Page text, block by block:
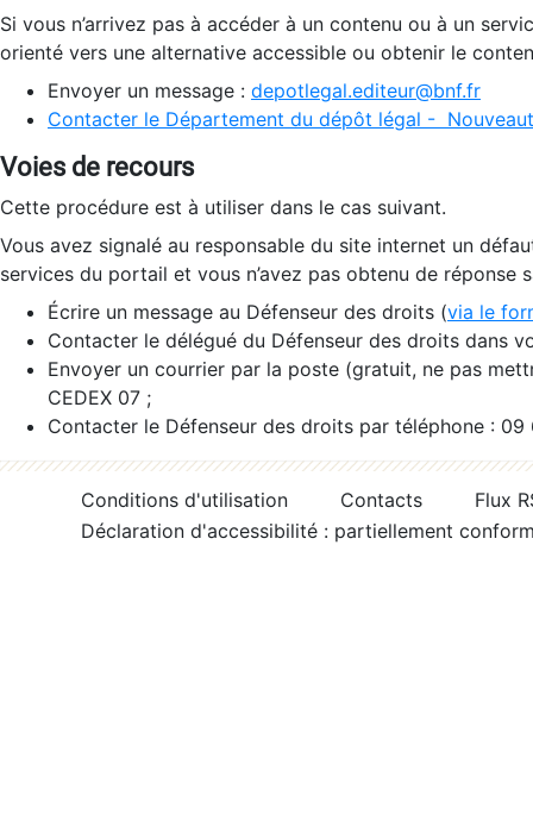
Si vous n’arrivez pas à accéder à un contenu ou à un
orienté vers une alternative accessible ou obtenir le
Envoyer un message : depotlegal.editeur@bnf.fr
Contacter le Département du dépôt légal -
Voies de recours
Cette procédure est à utiliser dans le cas suivant.
Vous avez signalé au responsable du site internet un
services du portail et vous n’avez pas obtenu de réponse
Écrire un message au Défenseur des droits (via le
Contacter le délégué du Défenseur des droits dans
Envoyer un courrier par la poste (gratuit, ne pas
CEDEX 07 ;
Contacter le Défenseur des droits par téléphone :
Conditions d'utilisation Contacts
Flux
Déclaration d'accessibilité : partiellement